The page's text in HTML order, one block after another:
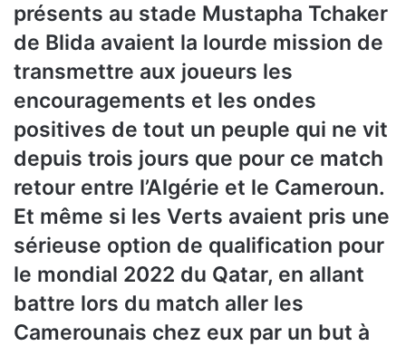
présents au stade Mustapha Tchaker
de Blida avaient la lourde mission de
transmettre aux joueurs les
encouragements et les ondes
positives de tout un peuple qui ne vit
depuis trois jours que pour ce match
retour entre l’Algérie et le Cameroun.
Et même si les Verts avaient pris une
sérieuse option de qualification pour
le mondial 2022 du Qatar, en allant
battre lors du match aller les
Camerounais chez eux par un but à